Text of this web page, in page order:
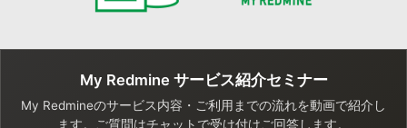
My Redmine サービス紹介セミナー
My Redmineのサービス内容・ご利用までの流れを動画で紹介し
ます。ご質問はチャットで受け付けご回答します。